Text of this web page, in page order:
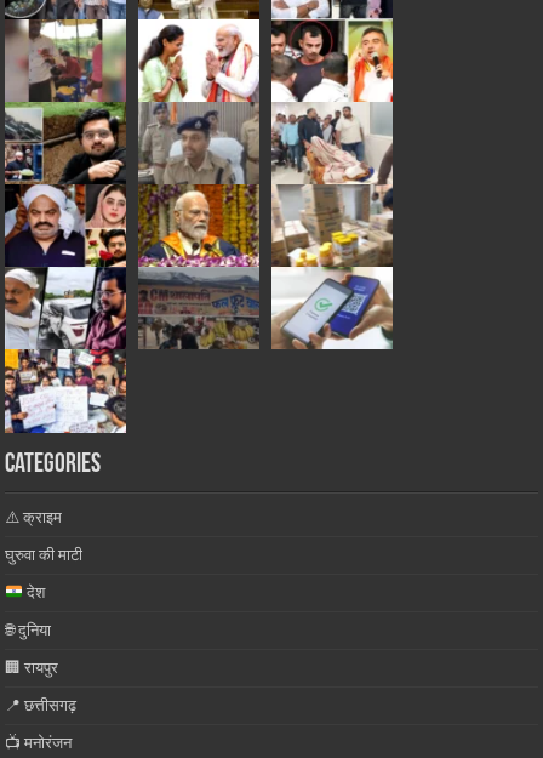
Categories
⚠️ क्राइम
घुरुवा की माटी
देश
🌐 दुनिया
🏢 रायपुर
📍 छत्तीसगढ़
📺 मनोरंजन